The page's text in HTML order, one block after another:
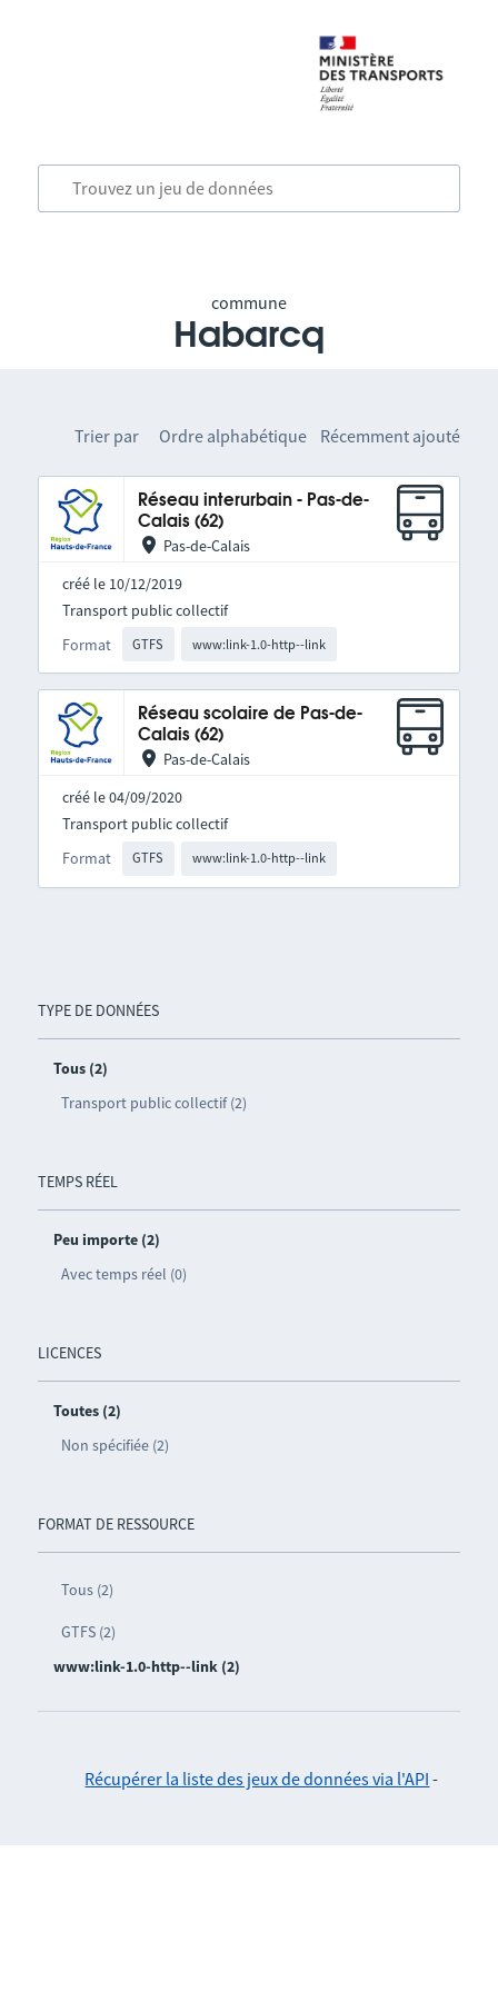
commune
Habarcq
TYPE DE DONNÉES
Tous (2)
Transport public collectif (2)
TEMPS RÉEL
Peu importe (2)
Avec temps réel (0)
LICENCES
Toutes (2)
Non spécifiée (2)
FORMAT DE RESSOURCE
Tous (2)
GTFS (2)
www:link-1.0-http--link (2)
Trier par Ordre alphabétique Récemment ajouté
Réseau interurbain - Pas-de-
Calais (62)
Pas-de-Calais
créé le 10/12/2019
Format GTFS www:link-1.0-http--link
Transport public collectif
Réseau scolaire de Pas-de-
Calais (62)
Pas-de-Calais
créé le 04/09/2020
Format GTFS www:link-1.0-http--link
Transport public collectif
Récupérer la liste des jeux de données via l'API -